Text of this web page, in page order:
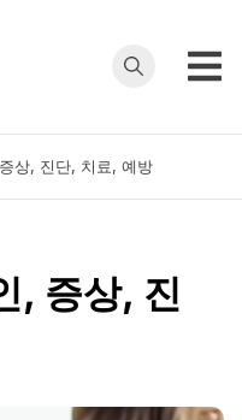
상, 진단, 치료, 예방
, 증상, 진